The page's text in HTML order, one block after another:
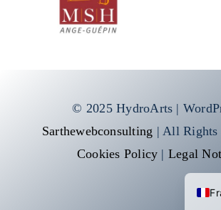
© 2025 HydroArts |
Sarthewebconsulting | All Rights
Cookies Policy | Legal